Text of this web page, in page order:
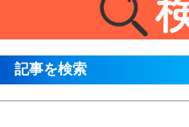
記事を検索